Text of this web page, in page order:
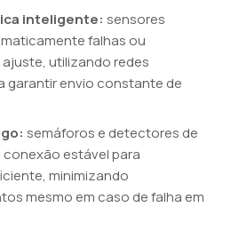
inteligente: sensores
falhas ou
utilizando redes
garantir envio constante de
semáforos e detectores de
estável para
minimizando
mesmo em caso de falha em